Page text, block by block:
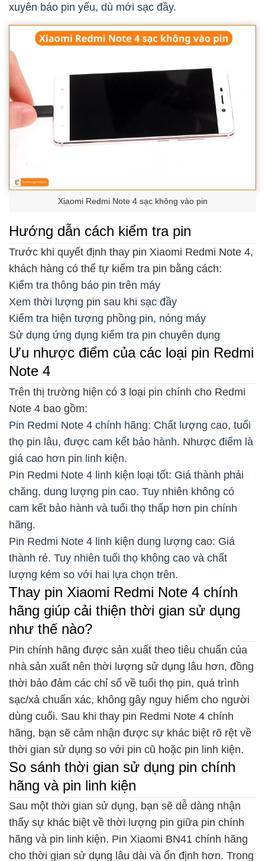
xuyên báo pin yếu, dù mới sạc đầy.
Xiaomi Redmi Note 4 sạc không vào pin
Hướng dẫn cách kiểm tra pin
Trước khi quyết định thay pin Xiaomi Redmi Note 4,
khách hàng có thể tự kiểm tra pin bằng cách:
Kiểm tra thông báo pin trên máy
Xem thời lượng pin sau khi sạc đầy
Kiểm tra hiện tượng phồng pin, nóng máy
Sử dụng ứng dụng kiểm tra pin chuyên dụng
Ưu nhược điểm của các loại pin Redmi
Note 4
Trên thị trường hiện có 3 loại pin chính cho Redmi
Note 4 bao gồm:
Pin Redmi Note 4 chính hãng: Chất lượng cao, tuổi
thọ pin lâu, được cam kết bảo hành. Nhược điểm là
giá cao hơn pin linh kiện.
Pin Redmi Note 4 linh kiện loại tốt: Giá thành phải
chăng, dung lượng pin cao. Tuy nhiên không có
cam kết bảo hành và tuổi thọ thấp hơn pin chính
hãng.
Pin Redmi Note 4 linh kiện dung lượng cao: Giá
thành rẻ. Tuy nhiên tuổi thọ không cao và chất
lượng kém so với hai lựa chọn trên.
Thay pin Xiaomi Redmi Note 4 chính
hãng giúp cải thiện thời gian sử dụng
như thế nào?
Pin chính hãng được sản xuất theo tiêu chuẩn của
nhà sản xuất nên thời lượng sử dụng lâu hơn, đồng
thời bảo đảm các chỉ số về tuổi thọ pin, quá trình
sạc/xả chuẩn xác, không gây nguy hiểm cho người
dùng cuối. Sau khi thay pin Redmi Note 4 chính
hãng, bạn sẽ cảm nhận được sự khác biệt rõ rệt về
thời gian sử dụng so với pin cũ hoặc pin linh kiện.
So sánh thời gian sử dụng pin chính
hãng và pin linh kiện
Sau một thời gian sử dụng, bạn sẽ dễ dàng nhận
thấy sự khác biệt về thời lượng pin giữa pin chính
hãng và pin linh kiện. Pin Xiaomi BN41 chính hãng
cho thời gian sử dụng lâu dài và ổn định hơn. Trong